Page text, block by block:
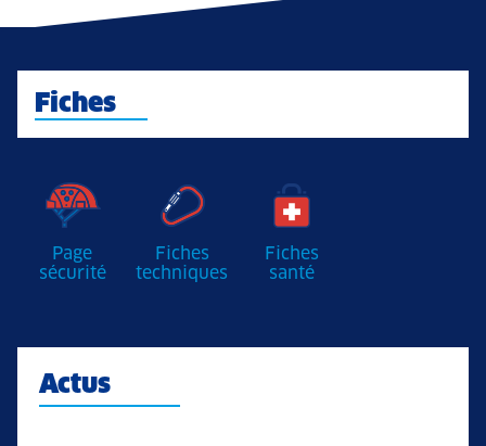
Fiches
Page
sécurité
Fiches
techniques
Fiches
santé
Actus